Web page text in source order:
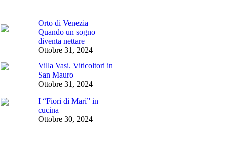
Orto di Venezia –
Quando un sogno
diventa nettare
Ottobre 31, 2024
Villa Vasi. Viticoltori in
San Mauro
Ottobre 31, 2024
I “Fiori di Mari” in
cucina
Ottobre 30, 2024